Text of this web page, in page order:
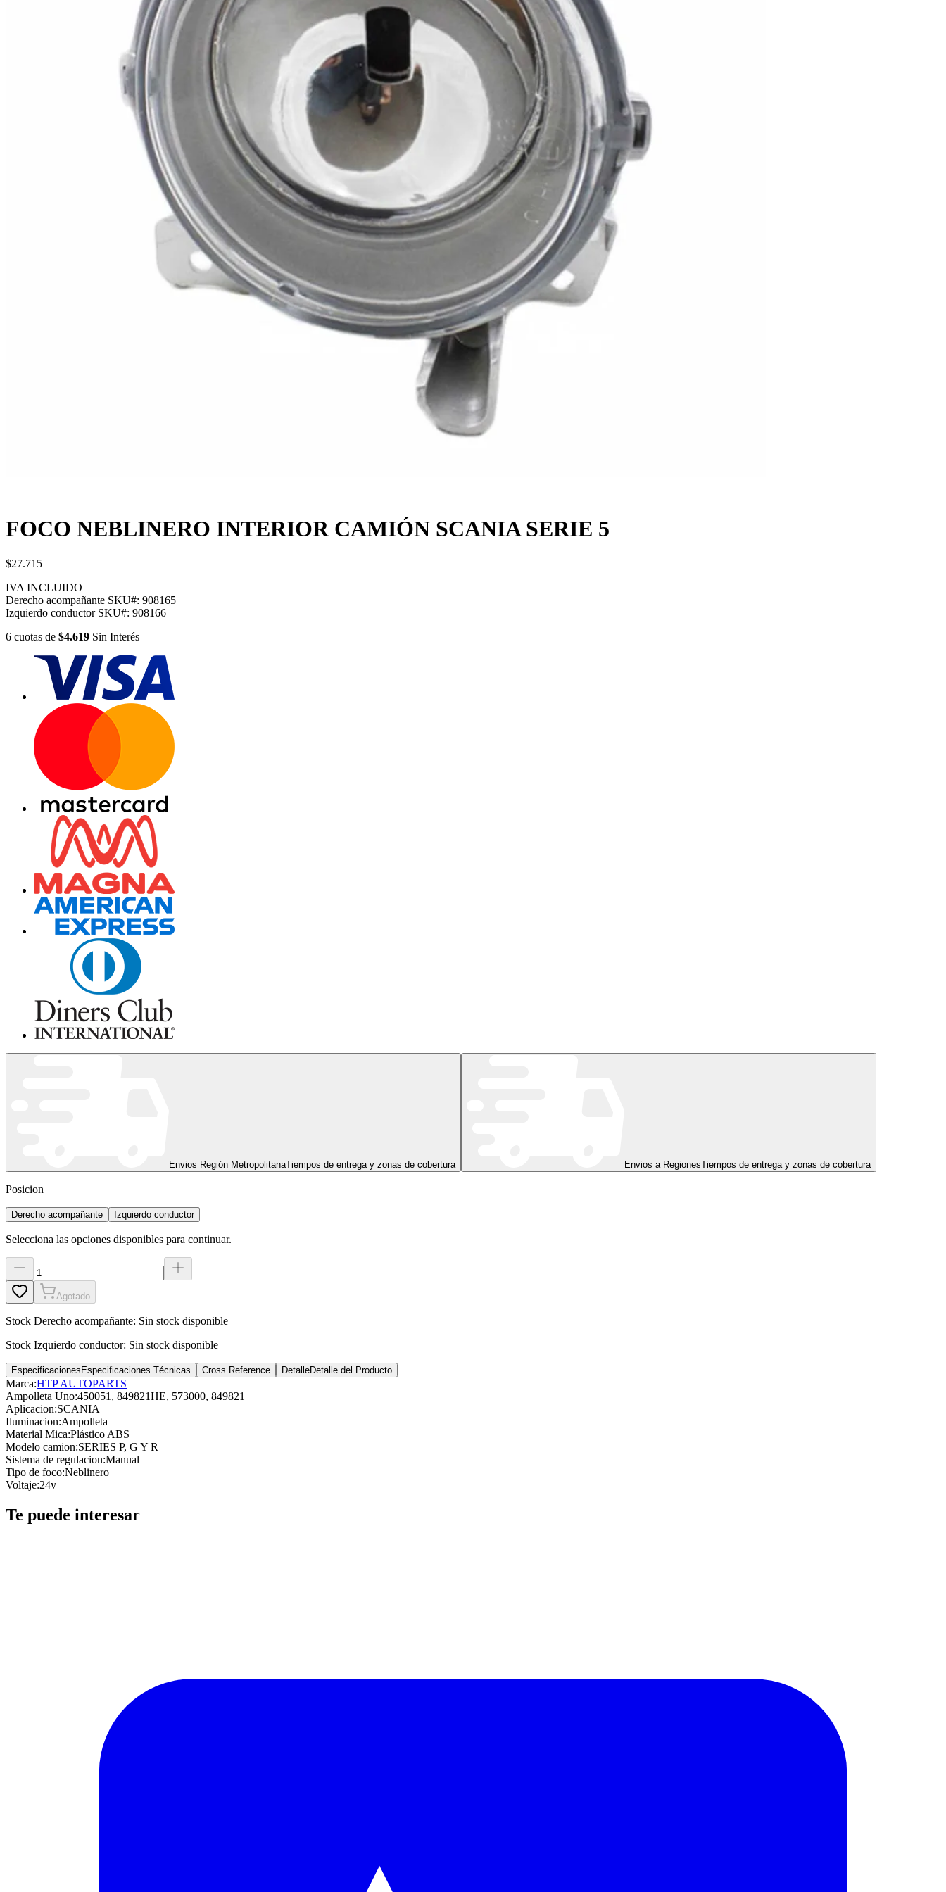
FOCO NEBLINERO INTERIOR CAMIÓN SCANIA SERIE 5
$27.715
IVA INCLUIDO
Derecho acompañante SKU#: 908165
Izquierdo conductor SKU#: 908166
6 cuotas de $4.619 Sin Interés
Envios Región MetropolitanaTiempos de entrega y zonas de cobertura Envios a RegionesTiempos de entrega y zonas de cobertura
Posicion
Derecho acompañante Izquierdo conductor
Selecciona las opciones disponibles para continuar.
Agotado
Stock Derecho acompañante: Sin stock disponible
Stock Izquierdo conductor: Sin stock disponible
Especificaciones Especificaciones Técnicas Cross Reference DetalleDetalle del Producto
Marca:HTP AUTOPARTS
Ampolleta Uno:450051, 849821HE, 573000, 849821
Aplicacion:SCANIA
Iluminacion:Ampolleta
Material Mica:Plástico ABS
Modelo camion:SERIES P, G Y R
Sistema de regulacion:Manual
Tipo de foco:Neblinero
Voltaje:24v
Te puede interesar